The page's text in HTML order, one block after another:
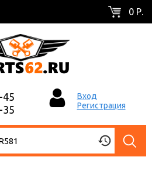
0 Р.
45
35
Вход
Регистрация